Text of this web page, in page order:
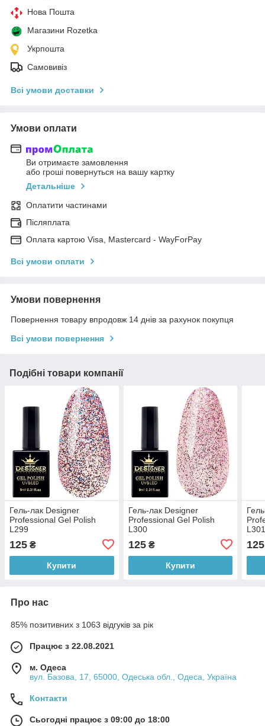
Нова Пошта
Магазини Rozetka
Укрпошта
Самовивіз
Всі умови доставки
Умови оплати
Ви отримаєте замовлення
або гроші повернуться на вашу картку
Детальніше
Оплатити частинами
Післяплата
Оплата картою Visa, Mastercard - WayForPay
Всі умови оплати
Умови повернення
Повернення товару впродовж 14 днів за рахунок покупця
Всі умови повернення
Подібні товари компанії
Гель-лак Designer
Professional Gel Polish
L299
125 ₴
Купити
Гель-лак Designer
Professional Gel Polish
L300
125₴
Купити
125
Про нас
85% позитивних з 1063 відгуків за рік
Працює з 22.08.2021
м. Одеса
вул. Базова, 17, 65000, Одеська обл., Одеса, Україна
Контакти
Сьогодні працює з 09:00 до 18:00